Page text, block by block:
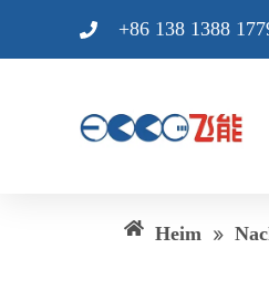
+86 138 1388
Heim »